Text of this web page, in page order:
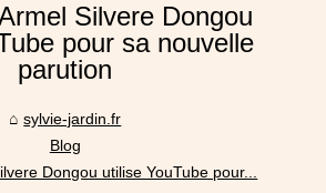
Silvere Dongou
pour sa nouvelle
parution
sylvie-jardin.fr
Blog
Dongou utilise YouTube pour...